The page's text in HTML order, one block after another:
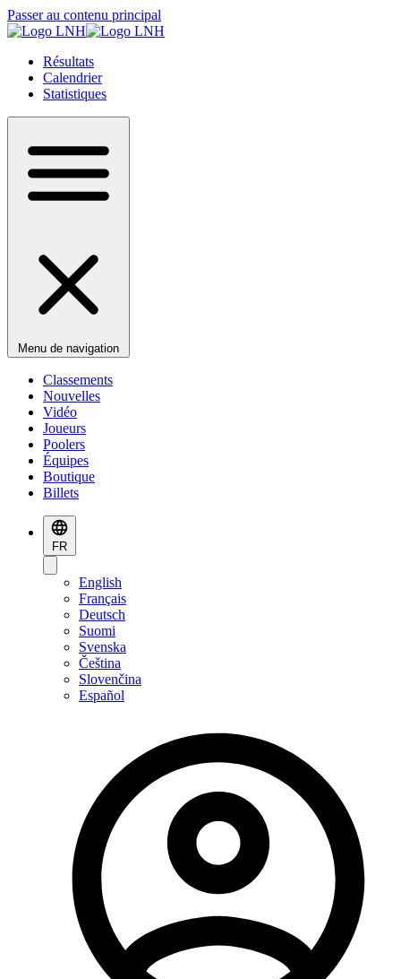
Passer au contenu principal
Résultats
Calendrier
Statistiques
Menu de navigation
Classements
Nouvelles
Vidéo
Joueurs
Poolers
Équipes
Boutique
Billets
FR
English
Français
Deutsch
Suomi
Svenska
Čeština
Slovenčina
Español